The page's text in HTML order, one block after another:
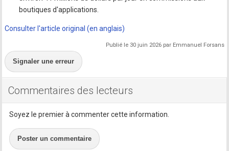
boutiques d'applications.
Consulter l'article original (en anglais)
Publié le 30 juin 2026 par Emmanuel Forsans
Signaler une erreur
Commentaires des lecteurs
Soyez le premier à commenter cette information.
Poster un commentaire